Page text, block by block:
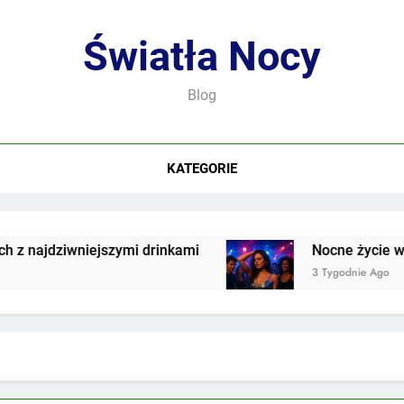
Światła Nocy
Blog
KATEGORIE
drinkami Nocne życie we
3 Tygodnie Ago